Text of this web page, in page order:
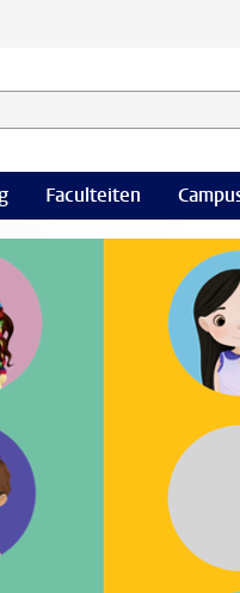
categorie
Faculteiten